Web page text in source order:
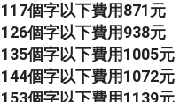
117個字以下費用871元
126個字以下費用938元
135個字以下費用1005元
144個字以下費用1072元
153個字以下費用1139元